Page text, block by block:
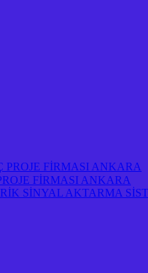
FİRMASI ANKARA
FİRMASI ANKARA
SİNYAL AKTARMA